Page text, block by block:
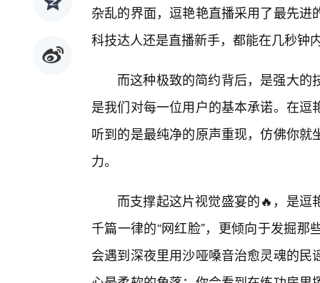
杂乱的界面，逗艳艳直播采用了最先
科技达人还是直播新手，都能在几秒钟
而这种极致的简约背后，是强大
是我们对每一位用户的基本承诺。在
听到的是最纯净的原声重现，仿佛你
力。
而支撑起这片视觉盛宴的🔥，是
千篇一律的“网红脸”，更倾向于发掘
会遇到深夜里用沙哑嗓音治愈灵魂的